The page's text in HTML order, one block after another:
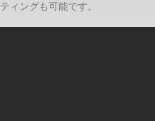
ティングも可能です。